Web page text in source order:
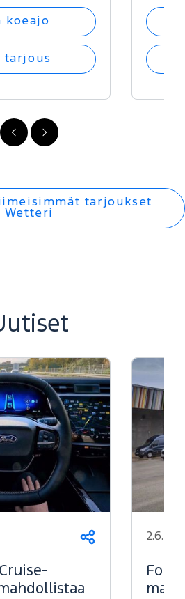
FI
-
FI
-
koeajo
tarjous
tarjoukset
Wetteri
Jaa
Ford